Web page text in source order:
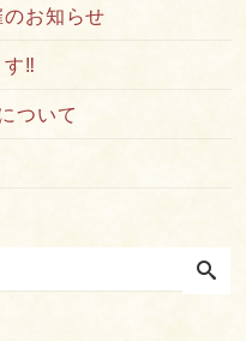
お知らせ
‼
ついて